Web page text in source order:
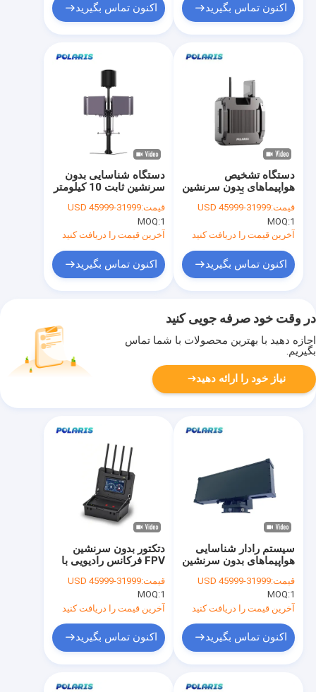
اکنون تماس بگیرید اکنون تماس بگیرید
دستگاه شناسایی بدون
سرنشین ثابت 10 کیلومتر
گیری بدون سرنشین
قیمت:31999-45999 USD
MOQ:1
آخرین قیمت را دریافت کنید
اکنون تماس بگیرید
دستگاه تشخیص
هواپیماهای بدون سرنشین
چند داده
قیمت:31999-45999 USD
MOQ:1
آخرین قیمت را دریافت کنید
اکنون تماس بگیرید
در وقت خود صرفه جویی کنید
اجازه دهید با بهترین محصولات با شما تماس
بگیریم.
نیاز خود را ارائه دهید
دتکتور بدون سرنشین
FPV فرکانس رادیویی با
پوشش کامل
قیمت:31999-45999 USD
MOQ:1
آخرین قیمت را دریافت کنید
اکنون تماس بگیرید
سیستم رادار شناسایی
هواپیماهای بدون سرنشین
امنیت
قیمت:31999-45999 USD
MOQ:1
آخرین قیمت را دریافت کنید
اکنون تماس بگیرید